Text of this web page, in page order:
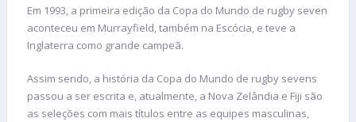
Em 1993, a primeira edição da Copa do Mundo de rugby seven
aconteceu em Murrayfield, também na Escócia, e teve a
Inglaterra como grande campeã.
Assim sendo, a história da Copa do Mundo de rugby sevens
passou a ser escrita e, atualmente, a Nova Zelândia e Fiji são
as seleções com mais títulos entre as equipes masculinas,